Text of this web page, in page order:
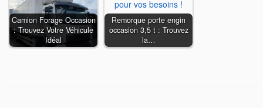
Camion Forage Occasion
: Trouvez Votre Véhicule
Idéal
Remorque porte engin
occasion 3,5 t : Trouvez
la…